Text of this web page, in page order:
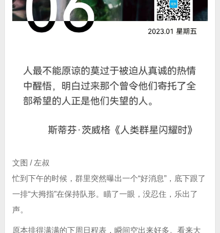
文图 / 左叔
忙到下午的时候，群里突然曝出一个“好消息”，底下跟了
一排“大拇指”在保持队形。瞄了一眼，没忍住，乐出了
声。
原本排得满满的下周日程表，瞬间空出来好多。看来大